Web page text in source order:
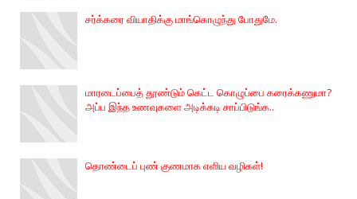
சர்க்கரை வியாதிக்கு மாங்கொழுந்து போதுமே.
மாரடைப்பைத் தூண்டும் கெட்ட கொழுப்பை கரைக்கணுமா?
அப்ப இந்த உணவுகளை அடிக்கடி சாப்பிடுங்க..
தொண்டைப் புண் குணமாக எளிய வழிகள்!